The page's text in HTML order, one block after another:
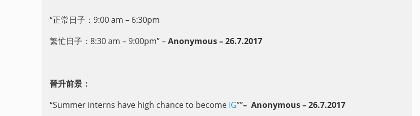
“正常日子： 9:00 am – 6:30pm
繁忙日子：8:30 am – 9:00pm” –Anonymous – 26.7.2017
晉升前景：
“Summer interns have high chance to become IG””– Anonymous – 26.7.2017